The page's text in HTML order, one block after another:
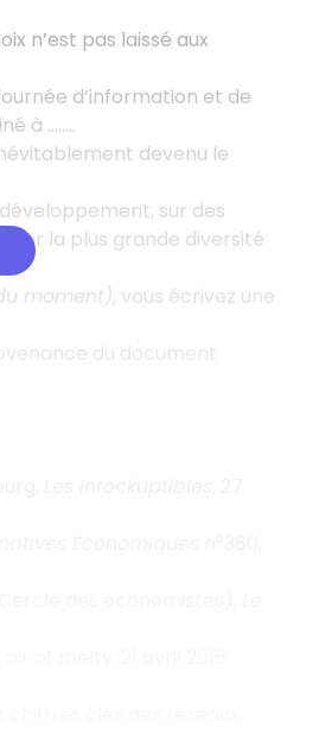
n’est pas laissé aux
d’information et de
à ……..
devenu le
sur des
la plus grande diversité
moment), vous écrivez une